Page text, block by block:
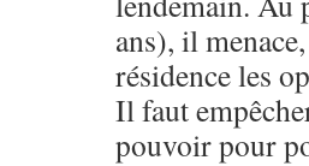
ans), il
résidence les
Il faut
pouvoir pour